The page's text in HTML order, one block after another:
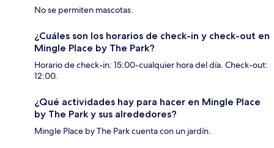
No se permiten mascotas.
¿Cuáles son los horarios de check-in y check-out en
Mingle Place by The Park?
Horario de check-in: 15:00-cualquier hora del día. Check-out:
12:00.
¿Qué actividades hay para hacer en Mingle Place
by The Park y sus alrededores?
Mingle Place by The Park cuenta con un jardín.